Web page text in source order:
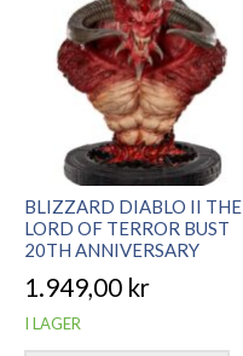
BLIZZARD DIABLO II THE
LORD OF TERROR BUST
20TH ANNIVERSARY
1.949,00 kr
I LAGER